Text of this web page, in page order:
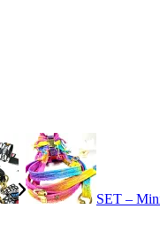
SET –